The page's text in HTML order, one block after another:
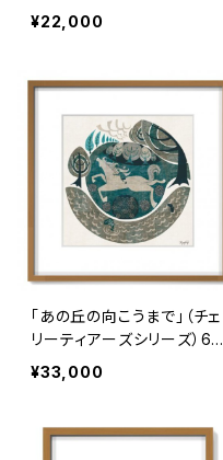
¥22,000
「あの丘の向こうまで」（チェ
リーティアーズシリーズ）69
枚限定
¥33,000